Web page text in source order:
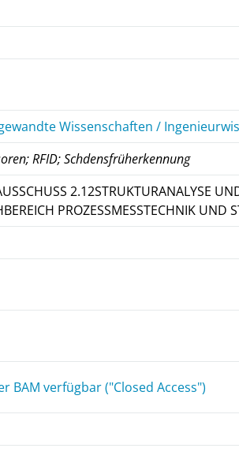
Wissenschaften /
RFID; Schdensfrüherkennung
2.12STRUKTURANALYSE
PROZESSMESSTECHNIK UND
BAM verfügbar ("Closed Access")